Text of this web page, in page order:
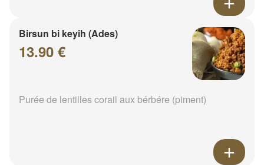
Birsun bi keyih (Ades)
13.90 €
Purée de lentilles corail aux bérbére (piment)